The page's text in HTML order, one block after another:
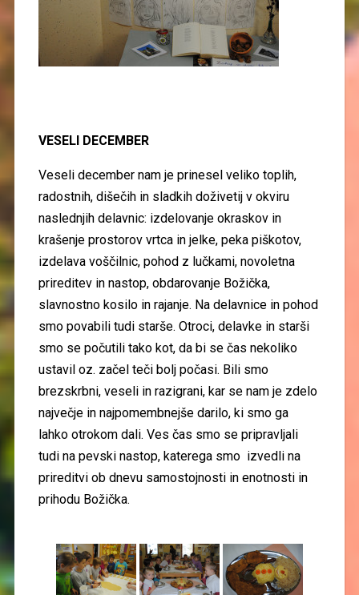
VESELI DECEMBER
Veseli december nam je prinesel veliko toplih,
radostnih, dišečih in sladkih doživetij v okviru
naslednjih delavnic: izdelovanje okraskov in
krašenje prostorov vrtca in jelke, peka piškotov,
izdelava voščilnic, pohod z lučkami, novoletna
prireditev in nastop, obdarovanje Božička,
slavnostno kosilo in rajanje. Na delavnice in pohod
smo povabili tudi starše. Otroci, delavke in starši
smo se počutili tako kot, da bi se čas nekoliko
ustavil oz. začel teči bolj počasi. Bili smo
brezskrbni, veseli in razigrani, kar se nam je zdelo
največje in najpomembnejše darilo, ki smo ga
lahko otrokom dali. Ves čas smo se pripravljali
tudi na pevski nastop, katerega smo izvedli na
prireditvi ob dnevu samostojnosti in enotnosti in
prihodu Božička.